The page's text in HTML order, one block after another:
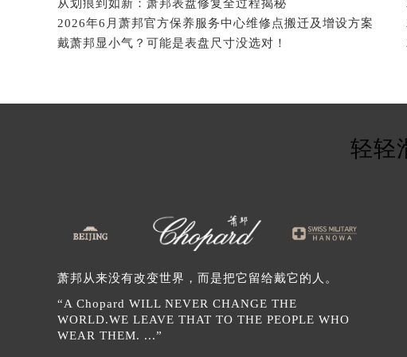
辽宁省沈阳市沈河区中街路137号亨得利名表
辽宁省沈阳市沈河区中街路83号亨得利名表
北京市朝阳区建国门外大街甲6号华熙国际中
内蒙古自治区巴彦淖尔市临河区新华街萧邦
内蒙古自治区包头市青山区幸福路甲3号王
内蒙古自治区赤峰市红山区哈达街萧邦售后服
内蒙古自治区呼伦贝尔市海拉尔区中央街萧邦
内蒙古自治区通辽市科尔沁区明仁大街萧邦售
内蒙古自治区乌海市海勃湾区人民南路萧邦售
内蒙古自治区锡林郭勒盟市锡林浩特市光明
内蒙古自治区兴安盟市乌兰浩特市兴安大街萧
从划痕到如新：萧邦表盘修复全过程揭秘
2026年6月萧邦官方保养服务中心维修点搬迁及增设方案
戴萧邦显小气？可能是表盘尺寸没选对！
轻轻
萧邦从来没有改变世界，而是把它留给戴它的人。
“A Chopard WILL NEVER CHANGE THE
WORLD.WE LEAVE THAT TO THE PEOPLE WHO
WEAR THEM. ...”